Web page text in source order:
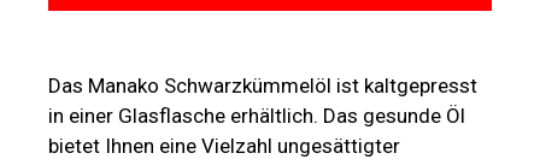
Das Manako Schwarzkümmelöl ist kaltgepresst
in einer Glasflasche erhältlich. Das gesunde Öl
bietet Ihnen eine Vielzahl ungesättigter